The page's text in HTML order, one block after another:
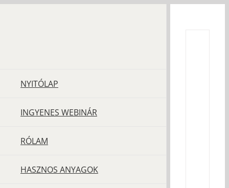
NYITÓLAP
INGYENES WEBINÁR
RÓLAM
HASZNOS ANYAGOK